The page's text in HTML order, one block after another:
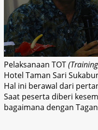
Pelaksanaan TOT
Hotel Taman Sari
Hal ini berawal dari
Saat peserta diberi
bagaimana dengan